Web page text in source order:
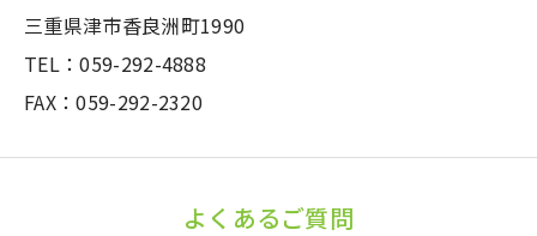
三重県津市香良洲町1990
TEL：059-292-4888
FAX：059-292-2320
よくあるご質問